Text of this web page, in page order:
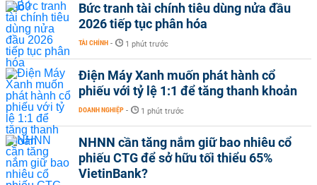
Bức tranh tài chính tiêu dùng nửa đầu
2026 tiếp tục phân hóa
TÀI CHÍNH - 1 phút trước
Điện Máy Xanh muốn phát hành cổ
phiếu với tỷ lệ 1:1 để tăng thanh khoản
DOANH NGHIỆP - 1 phút trước
NHNN cần tăng nắm giữ bao nhiêu cổ
phiếu CTG để sở hữu tối thiểu 65%
VietinBank?